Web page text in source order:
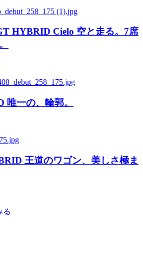
HYBRID Cielo 空と走る。7席
一の、輪郭。
王道のワゴン、美しさ極ま
る